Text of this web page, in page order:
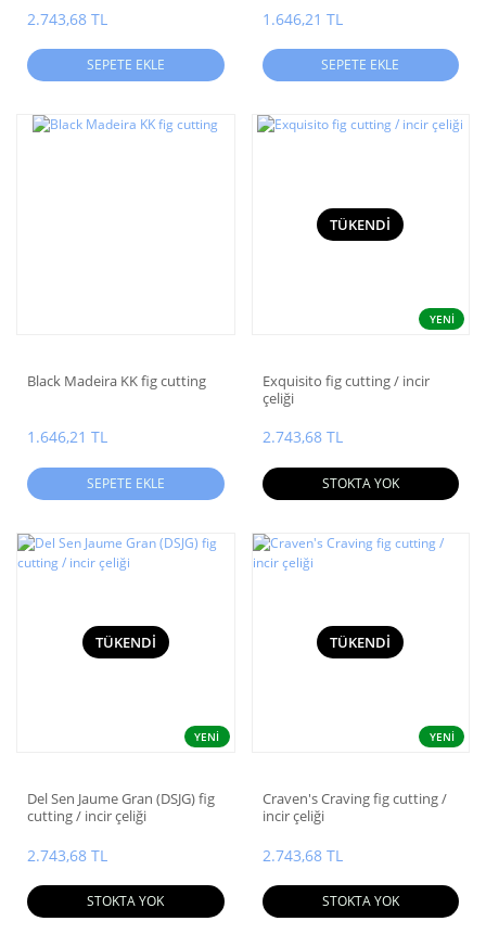
2.743,68 TL
SEPETE EKLE
1.646,21 TL
SEPETE EKLE
Black Madeira KK fig cutting
1.646,21 TL
SEPETE EKLE
YENİ
TÜKENDİ
Exquisito fig cutting / incir
çeliği
2.743,68 TL
STOKTA YOK
YENİ
TÜKENDİ
Del Sen Jaume Gran (DSJG) fig
cutting / incir çeliği
2.743,68 TL
STOKTA YOK
YENİ
TÜKENDİ
Craven's Craving fig cutting /
incir çeliği
2.743,68 TL
STOKTA YOK